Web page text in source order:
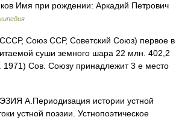
Имя при рождении: Аркадий Петрович
Союз ССР, Советский Союз) первое в
суши земного шара 22 млн. 402,2
Сов. Союзу принадлежит 3 е место
А.Периодизация истории устной
устной поэзии. Устнопоэтическое